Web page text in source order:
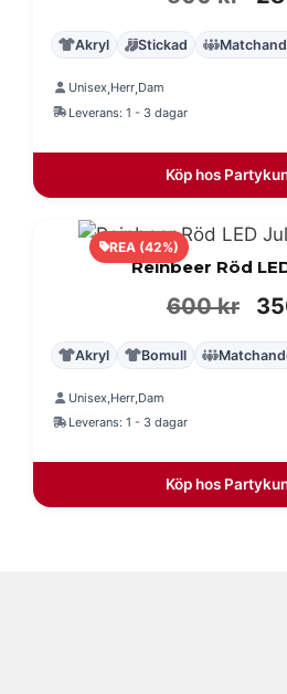
Akryl Stickad
Unisex Herr Dam
Leverans: 1 - 3 dagar
Köp hos
REA (42%)
Reinbeer Röd
600kr
Akryl Bomull
Unisex,Herr,Dam
Leverans: 1 - 3 dagar
Köp hos